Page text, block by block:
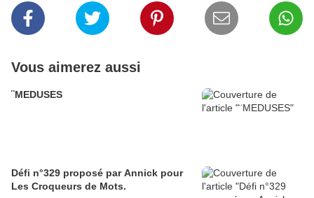
Vous aimerez aussi
¨MEDUSES
Défi n°329 proposé par Annick pour
Les Croqueurs de Mots.